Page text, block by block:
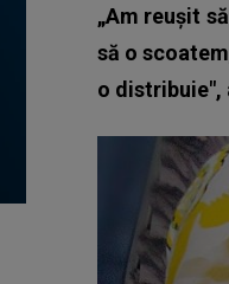
„Am reușit
să o
o distribuie",